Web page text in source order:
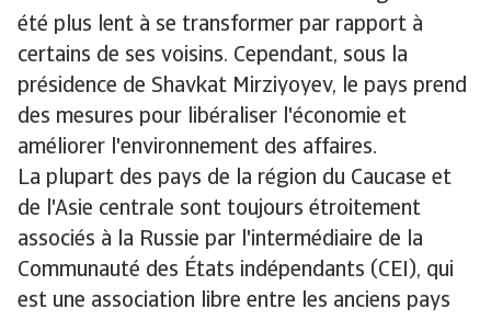
été plus lent à se transformer par rapport à
certains de ses voisins. Cependant, sous la
présidence de Shavkat Mirziyoyev, le pays prend
des mesures pour libéraliser l'économie et
améliorer l'environnement des affaires.
La plupart des pays de la région du Caucase et
de l'Asie centrale sont toujours étroitement
associés à la Russie par l'intermédiaire de la
Communauté des États indépendants (CEI), qui
est une association libre entre les anciens pays